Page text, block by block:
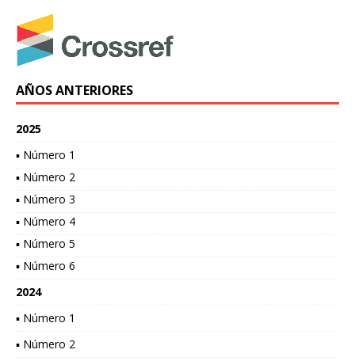
AÑOS ANTERIORES
2025
▪ Número 1
▪ Número 2
▪ Número 3
▪ Número 4
▪ Número 5
▪ Número 6
2024
▪ Número 1
▪ Número 2